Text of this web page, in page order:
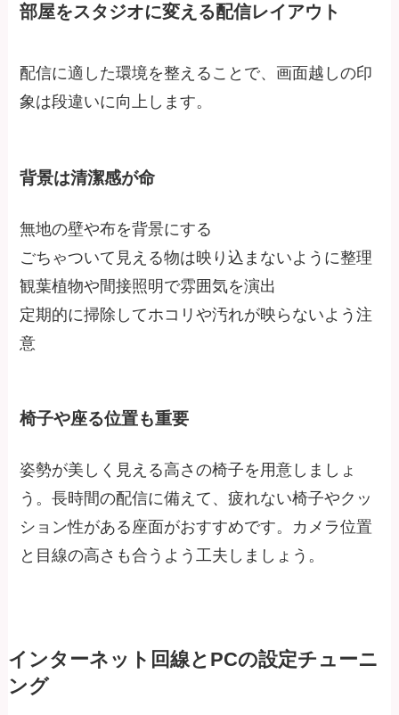
部屋をスタジオに変える配信レイアウト
配信に適した環境を整えることで、画面越しの印
象は段違いに向上します。
背景は清潔感が命
無地の壁や布を背景にする
ごちゃついて見える物は映り込まないように整理
観葉植物や間接照明で雰囲気を演出
定期的に掃除してホコリや汚れが映らないよう注
意
椅子や座る位置も重要
姿勢が美しく見える高さの椅子を用意しましょ
う。長時間の配信に備えて、疲れない椅子やクッ
ション性がある座面がおすすめです。カメラ位置
と目線の高さも合うよう工夫しましょう。
インターネット回線とPCの設定チューニ
ング